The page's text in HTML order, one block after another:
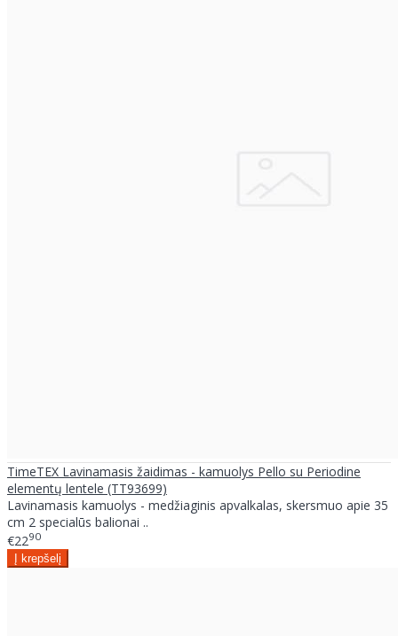
TimeTEX Lavinamasis žaidimas - kamuolys Pello su Periodine
elementų lentele (TT93699)
Lavinamasis kamuolys - medžiaginis apvalkalas, skersmuo apie 35
cm 2 specialūs balionai ..
€2290